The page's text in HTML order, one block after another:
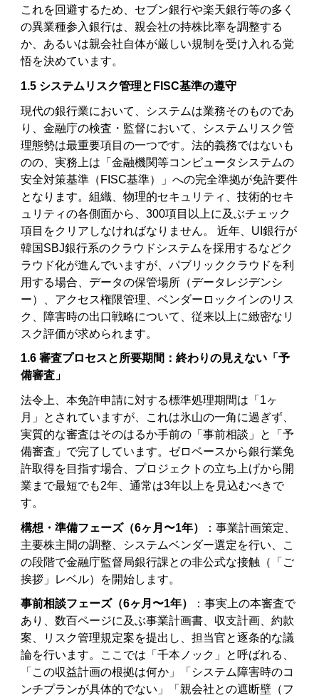
これを回避するため、セブン銀行や楽天銀行等の多く
の異業種参入銀行は、親会社の持株比率を調整する
か、あるいは親会社自体が厳しい規制を受け入れる覚
悟を決めています。
1.5 システムリスク管理とFISC基準の遵守
現代の銀行業において、システムは業務そのものであ
り、金融庁の検査・監督において、システムリスク管
理態勢は最重要項目の一つです。法的義務ではないも
のの、実務上は「金融機関等コンピュータシステムの
安全対策基準（FISC基準）」への完全準拠が免許要件
となります。組織、物理的セキュリティ、技術的セキ
ュリティの各側面から、300項目以上に及ぶチェック
項目をクリアしなければなりません。 近年、UI銀行が
韓国SBJ銀行系のクラウドシステムを採用するなどク
ラウド化が進んでいますが、パブリッククラウドを利
用する場合、データの保管場所（データレジデンシ
ー）、アクセス権限管理、ベンダーロックインのリス
ク、障害時の出口戦略について、従来以上に緻密なリ
スク評価が求められます。
1.6 審査プロセスと所要期間：終わりの見えない「予
備審査」
法令上、本免許申請に対する標準処理期間は「1ヶ
月」とされていますが、これは氷山の一角に過ぎず、
実質的な審査はそのはるか手前の「事前相談」と「予
備審査」で完了しています。ゼロベースから銀行業免
許取得を目指す場合、プロジェクトの立ち上げから開
業まで最短でも2年、通常は3年以上を見込むべきで
す。
構想・準備フェーズ（6ヶ月〜1年）
：事業計画策定、
主要株主間の調整、システムベンダー選定を行い、こ
の段階で金融庁監督局銀行課との非公式な接触（「ご
挨拶」レベル）を開始します。
事前相談フェーズ（6ヶ月〜1年）
：事実上の本審査で
あり、数百ページに及ぶ事業計画書、収支計画、約款
案、リスク管理規定案を提出し、担当官と逐条的な議
論を行います。ここでは「千本ノック」と呼ばれる、
「この収益計画の根拠は何か」「システム障害時のコ
ンチプランが具体的でない」「親会社との遮断壁（フ